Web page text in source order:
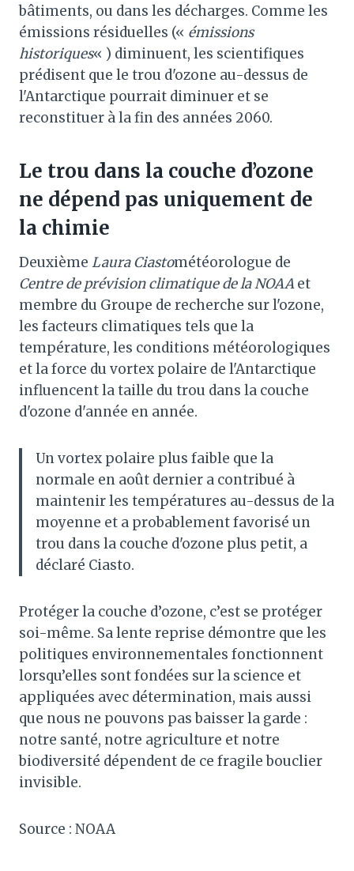
bâtiments, ou dans les décharges. Comme les
émissions résiduelles (« émissions
historiques« ) diminuent, les scientifiques
prédisent que le trou d'ozone au-dessus de
l'Antarctique pourrait diminuer et se
reconstituer à la fin des années 2060.
Le trou dans la couche d’ozone
ne dépend pas uniquement de
la chimie
Deuxième Laura Ciastométéorologue de
Centre de prévision climatique de la NOAAet
membre du Groupe de recherche sur l'ozone,
les facteurs climatiques tels que la
température, les conditions météorologiques
et la force du vortex polaire de l'Antarctique
influencent la taille du trou dans la couche
d'ozone d'année en année.
Un vortex polaire plus faible que la
normale en août dernier a contribué à
maintenir les températures au-dessus de la
moyenne et a probablement favorisé un
trou dans la couche d'ozone plus petit, a
déclaré Ciasto.
Protéger la couche d’ozone, c’est se protéger
soi-même. Sa lente reprise démontre que les
politiques environnementales fonctionnent
lorsqu’elles sont fondées sur la science et
appliquées avec détermination, mais aussi
que nous ne pouvons pas baisser la garde :
notre santé, notre agriculture et notre
biodiversité dépendent de ce fragile bouclier
invisible.
Source : NOAA